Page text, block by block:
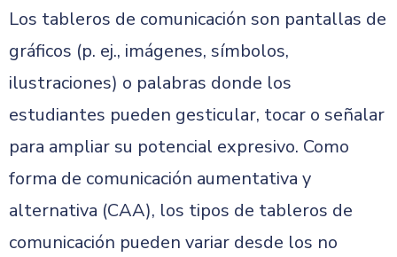
Los tableros de comunicación son pantallas de
gráficos (p. ej., imágenes, símbolos,
ilustraciones) o palabras donde los
estudiantes pueden gesticular, tocar o señalar
para ampliar su potencial expresivo. Como
forma de comunicación aumentativa y
alternativa (CAA), los tipos de tableros de
comunicación pueden variar desde los no